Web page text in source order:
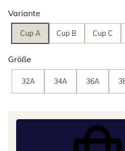
Variante
Cup A Cup B Cup C
Größe
32A 34A 36A